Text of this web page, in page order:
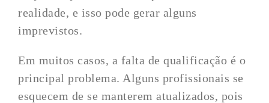
realidade, e isso pode gerar alguns
imprevistos.
Em muitos casos, a falta de qualificação é o
principal problema. Alguns profissionais se
esquecem de se manterem atualizados, pois